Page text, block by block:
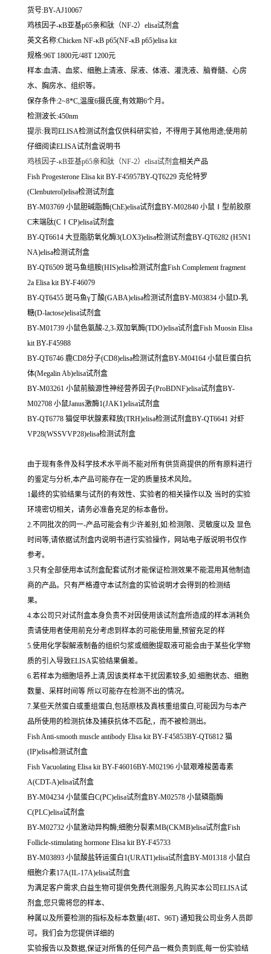
货号:BY-AJ10067
鸡核因子-κB亚基p65亲和肽（NF-2）elisa试剂盒
英文名称:Chicken NF-κB p65(NF-κB p65)elisa kit
规格:96T 1800元/48T 1200元
样本:血清、血浆、细胞上清液、尿液、体液、灌洗液、脑脊髓、心房
水、胸房水、组织等。
保存条件:2~8*C,温度6摄氏度,有效期6个月。
检测波长:450nm
提示:我司ELISA检测试剂盒仅供科研实验，不得用于其他用途;使用前
仔细阅读ELISA试剂盒说明书
鸡核因子-κB亚基p65亲和肽（NF-2）elisa试剂盒相关产品
Fish Progesterone Elisa kit BY-F45957BY-QT6229 克伦特罗
(Clenbuterol)elisa检测试剂盒
BY-M03769 小鼠胆碱脂酶(ChE)elisa试剂盒BY-M02840 小鼠Ⅰ型前胶原
C末端肽(CⅠCP)elisa试剂盒
BY-QT6614 大豆脂肪氧化酶3(LOX3)elisa检测试剂盒BY-QT6282 (H5N1
NA)elisa检测试剂盒
BY-QT6509 斑马鱼组胺(HIS)elisa检测试剂盒Fish Complement fragment
2a Elisa kit BY-F46079
BY-QT6455 斑马鱼γ丁酸(GABA)elisa检测试剂盒BY-M03834 小鼠D-乳
糖(D-lactose)elisa试剂盒
BY-M01739 小鼠色氨酸-2,3-双加氧酶(TDO)elisa试剂盒Fish Muosin Elisa
kit BY-F45988
BY-QT6746 鹿CD8分子(CD8)elisa检测试剂盒BY-M04164 小鼠巨蛋白抗
体(Megalin Ab)elisa试剂盒
BY-M03261 小鼠前脑源性神经营养因子(ProBDNF)elisa试剂盒BY-
M02708 小鼠Janus激酶1(JAK1)elisa试剂盒
BY-QT6778 猫促甲状腺素释放(TRH)elisa检测试剂盒BY-QT6641 对虾
VP28(WSSVVP28)elisa检测试剂盒
由于现有条件及科学技术水平尚不能对所有供货商提供的所有原料进行
的鉴定与分析,本产品可能存在一定的质量技术风险。
1最终的实验结果与试剂的有效性、实验者的相关操作以及 当时的实验
环境密切相关，请务必准备充足的标本备份。
2.不同批次的同一-产品可能会有少许差别,如:检测限、灵敏度以及 显色
时间等,请依据试剂盒内说明书进行实验操作，网站电子版说明书仅作
参考。
3.只有全部使用本试剂盒配套试剂才能保证检测效果不能混用其他制造
商的产品。只有严格遵守本试剂盒的实验说明才会得到的检测结
果。
4.本公司只对试剂盒本身负责不对因使用该试剂盒所造成的样本消耗负
责请使用者使用前充分考虑到样本的可能使用量,预留充足的样
5.使用化学裂解液制备的组织匀浆或细胞提取液可能会由于某些化学物
质的引入导致ELISA实验结果偏差。
6.若样本为细胞培养上清,因该类样本干扰因素较多,如:细胞状态、细胞
数量、采样时间等 所以可能存在检测不出的情况。
7.某些天然蛋白或重组蛋白,包括原核及真核重组蛋白,可能因为与本产
品所使用的检测抗体及捕获抗体不匹配,，而不被检测出。
Fish Anti-smooth muscle antibody Elisa kit BY-F45853BY-QT6812 猫
(IP)elisa检测试剂盒
Fish Vacuolating Elisa kit BY-F46016BY-M02196 小鼠艰难梭菌毒素
A(CDT-A)elisa试剂盒
BY-M04234 小鼠蛋白C(PC)elisa试剂盒BY-M02578 小鼠磷脂酶
C(PLC)elisa试剂盒
BY-M02732 小鼠激动异构酶;细胞分裂素MB(CKMB)elisa试剂盒Fish
Follicle-stimulating hormone Elisa kit BY-F45733
BY-M03893 小鼠酸盐转运蛋白1(URAT1)elisa试剂盒BY-M01318 小鼠白
细胞介素17A(IL-17A)elisa试剂盒
为满足客户需求,白益生物可提供免费代测服务,凡购买本公司ELISA试
剂盒,您只需将您的样本、
种属以及所要检测的指标及标本数量(48T、96T) 通知我公司业务人员即
可。我们会为您提供详细的
实验报告以及数据,保证对所售的任何产品一概负责到底,每一份实验结